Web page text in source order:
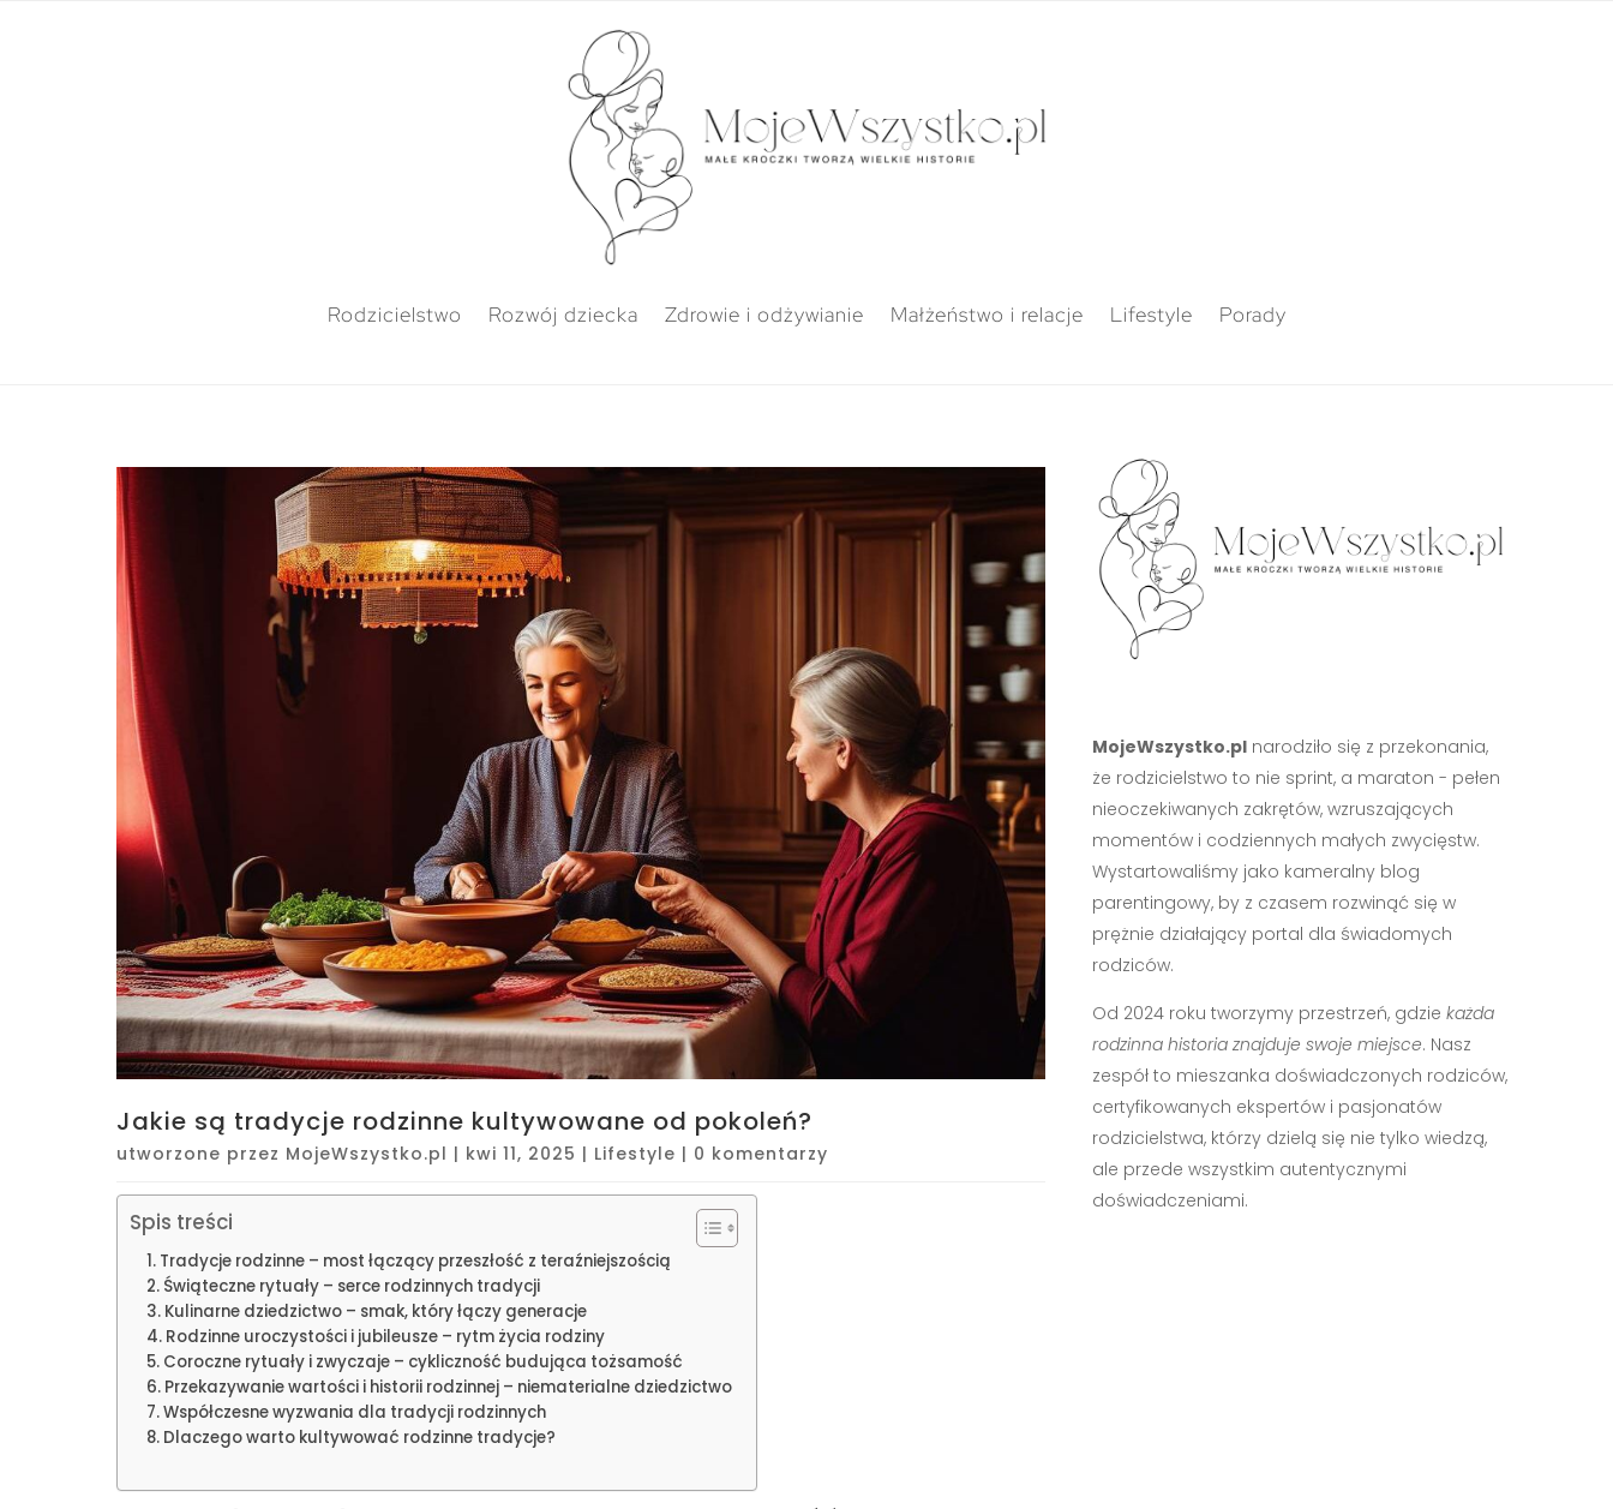
Rodzicielstwo Rozwój dziecka Zdrowie i odżywianie Małżeństwo i relacje Lifestyle Porady
Jakie są tradycje rodzinne kultywowane od pokoleń?
utworzone przez MojeWszystko.pl | kwi 11, 2025 | Lifestyle | 0 komentarzy
Spis treści
Tradycje rodzinne – most łączący przeszłość z teraźniejszością
Świąteczne rytuały – serce rodzinnych tradycji
Kulinarne dziedzictwo – smak, który łączy generacje
Rodzinne uroczystości i jubileusze – rytm życia rodziny
Coroczne rytuały i zwyczaje – cykliczność budująca tożsamość
Przekazywanie wartości i historii rodzinnej – niematerialne dziedzictwo
Współczesne wyzwania dla tradycji rodzinnych
Dlaczego warto kultywować rodzinne tradycje?
MojeWszystko.plnarodziło się z przekonania,
że rodzicielstwo to nie sprint, a maraton - pełen
nieoczekiwanych zakrętów, wzruszających
momentów i codziennych małych zwycięstw.
Wystartowaliśmy jako kameralny blog
parentingowy, by z czasem rozwinąć się w
prężnie działający portal dla świadomych
rodziców.
Od 2024 roku tworzymy przestrzeń, gdzie każda
rodzinna historia znajduje swoje miejsce. Nasz
zespół to mieszanka doświadczonych rodziców,
certyfikowanych ekspertów i pasjonatów
rodzicielstwa, którzy dzielą się nie tylko wiedzą,
ale przede wszystkim autentycznymi
doświadczeniami.